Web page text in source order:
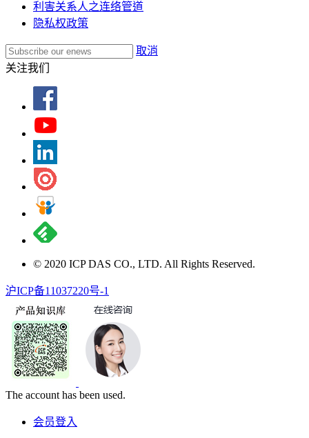
利害关系人之连络管道
隐私权政策
取消
关注我们
© 2020 ICP DAS CO., LTD. All Rights Reserved.
沪ICP备11037220号-1
The account has been used.
会员登入